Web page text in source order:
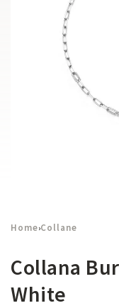
Home›Collane
Collana
White